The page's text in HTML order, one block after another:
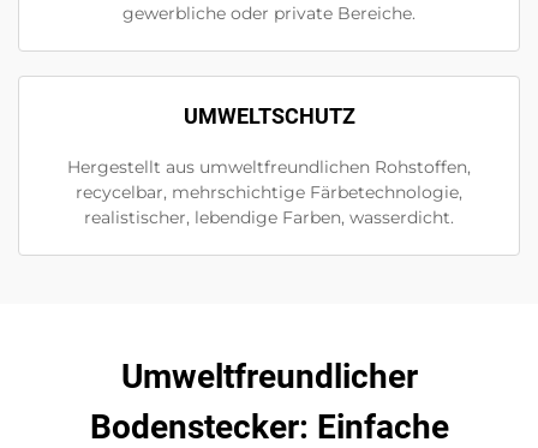
gewerbliche oder private Bereiche.
UMWELTSCHUTZ
Hergestellt aus umweltfreundlichen Rohstoffen,
recycelbar, mehrschichtige Färbetechnologie,
realistischer, lebendige Farben, wasserdicht.
Umweltfreundlicher
Bodenstecker: Einfache